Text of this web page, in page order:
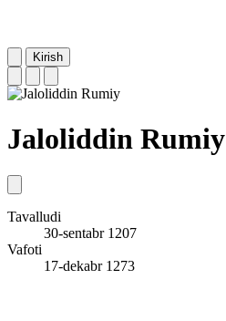
Kirish
Jaloliddin Rumiy
Tavalludi
30-sentabr 1207
Vafoti
17-dekabr 1273